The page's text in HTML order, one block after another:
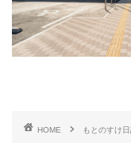
HOME もとのすけ日